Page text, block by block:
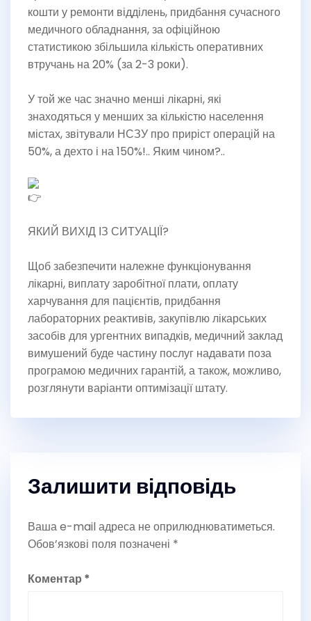
кошти у ремонти відділень, придбання сучасного
медичного обладнання, за офіційною
статистикою збільшила кількість оперативних
втручань на 20% (за 2-3 роки).
У той же час значно менші лікарні, які
знаходяться у менших за кількістю населення
містах, звітували НСЗУ про приріст операцій на
50%, а дехто і на 150%!.. Яким чином?..
ЯКИЙ ВИХІД ІЗ СИТУАЦІЇ?
Щоб забезпечити належне функціонування
лікарні, виплату заробітної плати, оплату
харчування для пацієнтів, придбання
лабораторних реактивів, закупівлю лікарських
засобів для ургентних випадків, медичний заклад
вимушений буде частину послуг надавати поза
програмою медичних гарантій, а також, можливо,
розглянути варіанти оптимізації штату.
Залишити відповідь
Ваша e-mail адреса не оприлюднюватиметься.
Обов’язкові поля позначені *
Коментар *